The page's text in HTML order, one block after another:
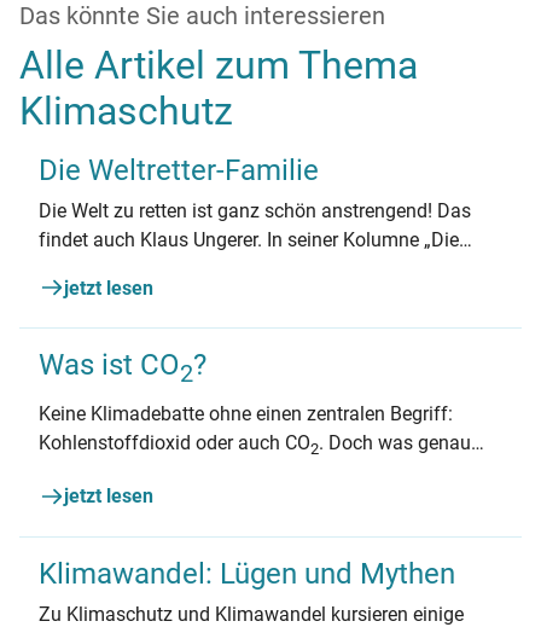
Das könnte Sie auch interessieren
Alle Artikel zum Thema
Klimaschutz
Die Weltretter-Familie
Die Welt zu retten ist ganz schön anstrengend! Das
findet auch Klaus Ungerer. In seiner Kolumne „Die
humorvoll über die Tücken des Energiesparens im
Familienalltag.
jetzt lesen
Was ist CO2?
Keine Klimadebatte ohne einen zentralen Begriff:
Kohlenstoffdioxid oder auch CO2. Doch was genau
Artikel finden Sie Antworten.
jetzt lesen
Klimawandel: Lügen und Mythen
Zu Klimaschutz und Klimawandel kursieren einige